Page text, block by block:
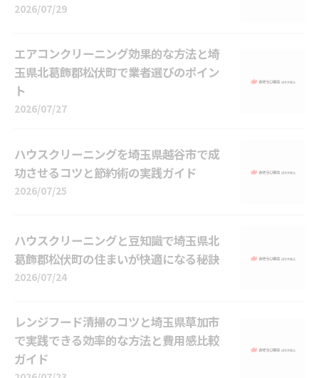
2026/07/29
エアコンクリーニング効果的な方法と埼
玉県北葛飾郡松伏町で業者選びのポイン
ト
2026/07/27
ハウスクリーニングを埼玉県越谷市で成
功させるコツと節約術の実践ガイド
2026/07/25
ハウスクリーニングと豆知識で埼玉県北
葛飾郡松伏町の住まいが快適になる秘訣
2026/07/24
レンジフード清掃のコツと埼玉県草加市
で実践できる効率的な方法と費用感比較
ガイド